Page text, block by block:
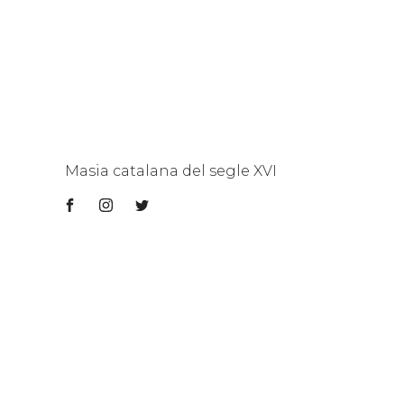
Masia catalana del segle XVI